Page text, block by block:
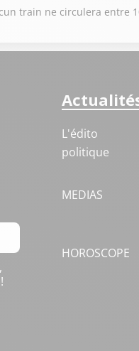
train ne circulera entre
L'édito
politique
MEDIAS
HOROSCOPE